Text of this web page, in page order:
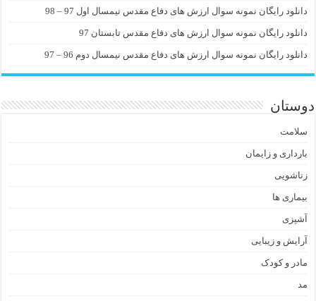
دانلود رایگان نمونه سوال ارزش های دفاع مقدس نیمسال اول 97 – 98
دانلود رایگان نمونه سوال ارزش های دفاع مقدس تابستان 97
دانلود رایگان نمونه سوال ارزش های دفاع مقدس نیمسال دوم 96 – 97
دوستان
سلامت
بارداری و زایمان
زناشویی
بیماری ها
آشپزی
آرایش و زیبایی
مادر و کودک
مد